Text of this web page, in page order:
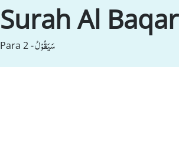
Surah Al
Para 2 -سَیَقُوْلُ